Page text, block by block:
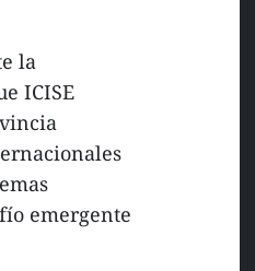
la
ICISE
emergente